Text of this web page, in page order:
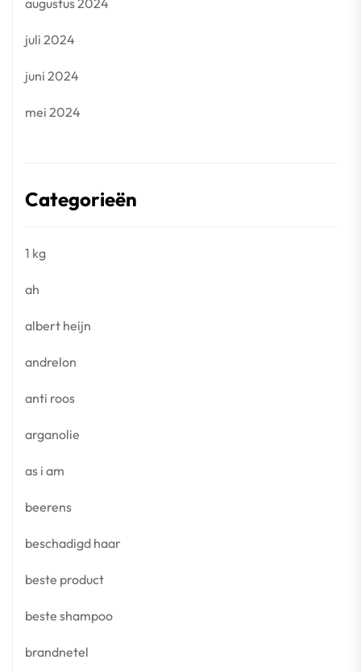
augustus 2024
juli 2024
juni 2024
mei 2024
Categorieën
1 kg
ah
albert heijn
andrelon
anti roos
arganolie
as i am
beerens
beschadigd haar
beste product
beste shampoo
brandnetel